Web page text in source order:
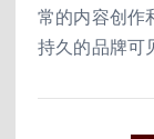
常的内容创作
持久的品牌可